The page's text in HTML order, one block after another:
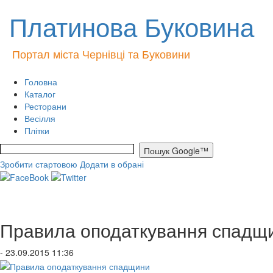
Платинова Буковина
Портал міста Чернівці та Буковини
Головна
Каталог
Ресторани
Весілля
Плітки
Зробити стартовою Додати в обрані
Правила оподаткування
- 23.09.2015 11:36